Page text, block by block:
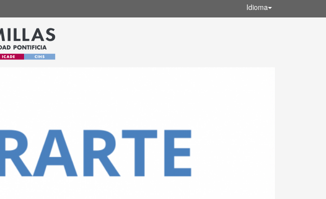
Idioma